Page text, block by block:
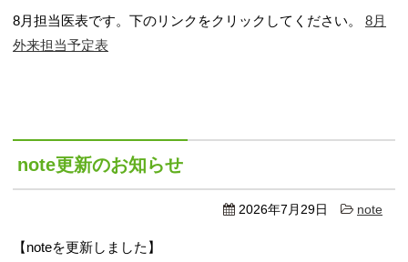
8月担当医表です。下のリンクをクリックしてください。 8月
外来担当予定表
note更新のお知らせ
2026年7月29日 note
【noteを更新しました】